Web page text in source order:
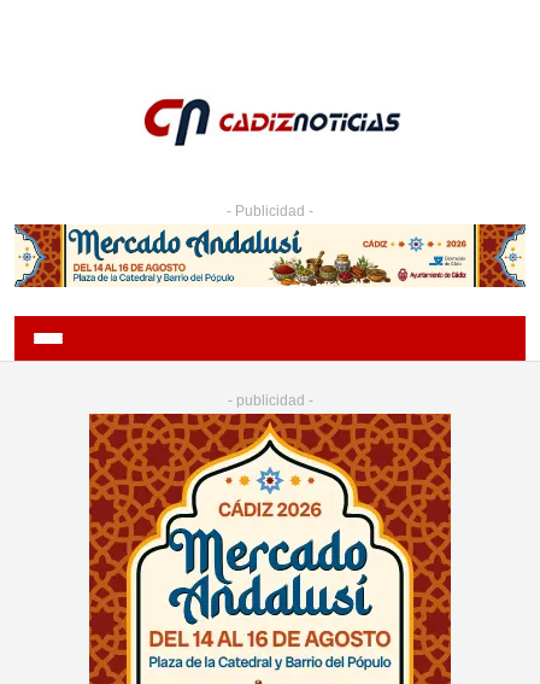
- Publicidad -
- publicidad -